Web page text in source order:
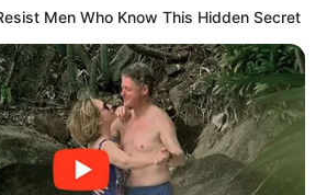
Men Who Know This Hidden Secret